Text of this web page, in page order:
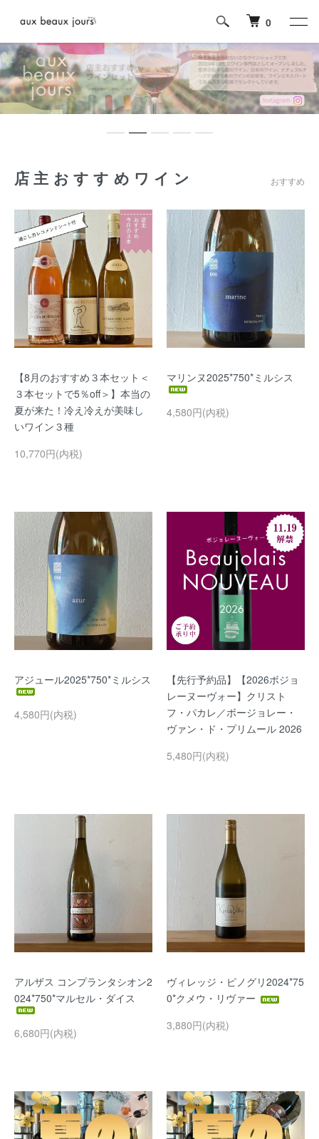
0
店主おすすめワイン おすすめ
【8月のおすすめ３本セット＜
３本セットで5％off＞】本当の
夏が来た！冷え冷えが美味し
いワイン３種
10,770円(内税)
マリンヌ2025*750*ミルシス
4,580円(内税)
アジュール2025*750*ミルシス
4,580円(内税)
【先行予約品】【2026ボジョ
レーヌーヴォー】クリスト
フ・パカレ／ボージョレー・
ヴァン・ド・プリムール 2026
5,480円(内税)
アルザス コンプランタシオン2
024*750*マルセル・ダイス
6,680円(内税)
ヴィレッジ・ピノグリ2024*75
0*クメウ・リヴァー
3,880円(内税)